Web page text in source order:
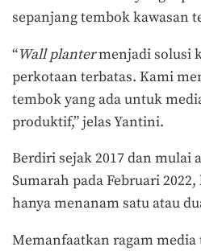
sepanjang tembok kawasan
“Wall plantermenjadi solusi
perkotaan terbatas. Kami
tembok yang ada untuk
produktif,” jelas Yantini.
Berdiri sejak 2017 dan mulai
Sumarah pada Februari
hanya menanam satu atau
Memanfaatkan ragam